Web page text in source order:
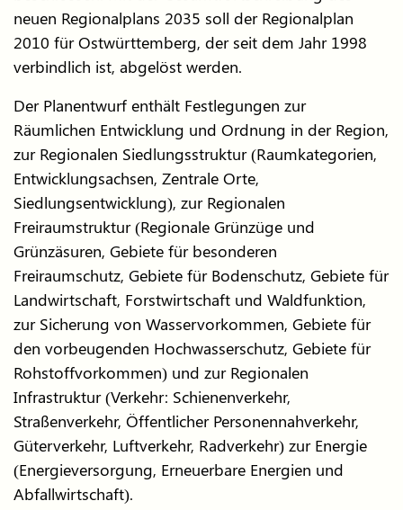
neuen Regionalplans 2035 soll der Regionalplan
2010 für Ostwürttemberg, der seit dem Jahr 1998
verbindlich ist, abgelöst werden.
Der Planentwurf enthält Festlegungen zur
Räumlichen Entwicklung und Ordnung in der Region,
zur Regionalen Siedlungsstruktur (Raumkategorien,
Entwicklungsachsen, Zentrale Orte,
Siedlungsentwicklung), zur Regionalen
Freiraumstruktur (Regionale Grünzüge und
Grünzäsuren, Gebiete für besonderen
Freiraumschutz, Gebiete für Bodenschutz, Gebiete für
Landwirtschaft, Forstwirtschaft und Waldfunktion,
zur Sicherung von Wasservorkommen, Gebiete für
den vorbeugenden Hochwasserschutz, Gebiete für
Rohstoffvorkommen) und zur Regionalen
Infrastruktur (Verkehr: Schienenverkehr,
Straßenverkehr, Öffentlicher Personennahverkehr,
Güterverkehr, Luftverkehr, Radverkehr) zur Energie
(Energieversorgung, Erneuerbare Energien und
Abfallwirtschaft).